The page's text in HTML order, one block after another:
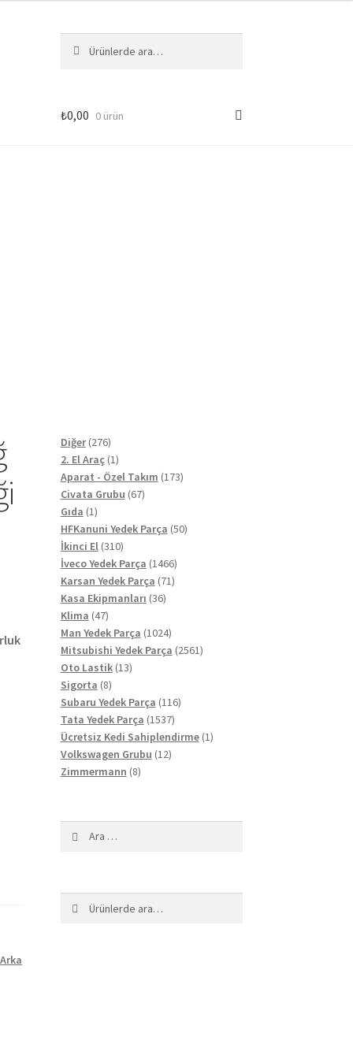
₺0,00 0 ürün
Diğer 276276
ürün
2. El Araç 11
ürün
Aparat - Özel Takım 173173
Civata Grubu 6767
Gıda 11
ürün
HFKanuni Yedek Parça 5050
İkinci El 310310
ürün
İveco Yedek Parça 14661466
ürün
Karsan Yedek Parça 7171
Kasa Ekipmanları 3636
Klima 4747
ürün
Man Yedek Parça 10241024
ürün
Mitsubishi Yedek Parça 25612561
Oto Lastik 1313
Sigorta 88
ürün
Subaru Yedek Parça 116116
Tata Yedek Parça 15371537
ürün
Ücretsiz Kedi Sahiplendirme 11
Volkswagen Grubu 1212
Zimmermann 88